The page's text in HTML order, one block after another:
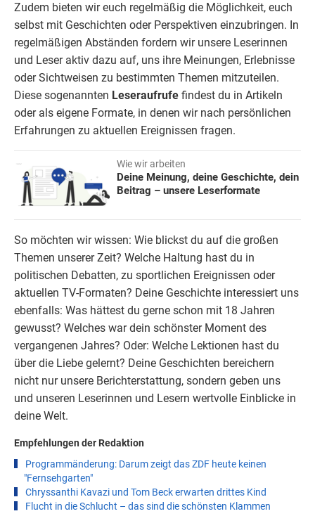
Zudem bieten wir euch regelmäßig die Möglichkeit, euch
selbst mit Geschichten oder Perspektiven einzubringen. In
regelmäßigen Abständen fordern wir unsere Leserinnen
und Leser aktiv dazu auf, uns ihre Meinungen, Erlebnisse
oder Sichtweisen zu bestimmten Themen mitzuteilen.
Diese sogenannten Leseraufrufe findest du in Artikeln
oder als eigene Formate, in denen wir nach persönlichen
Erfahrungen zu aktuellen Ereignissen fragen.
Wie wir arbeiten
Deine Meinung, deine Geschichte, dein
Beitrag – unsere Leserformate
So möchten wir wissen: Wie blickst du auf die großen
Themen unserer Zeit? Welche Haltung hast du in
politischen Debatten, zu sportlichen Ereignissen oder
aktuellen TV-Formaten? Deine Geschichte interessiert uns
ebenfalls: Was hättest du gerne schon mit 18 Jahren
gewusst? Welches war dein schönster Moment des
vergangenen Jahres? Oder: Welche Lektionen hast du
über die Liebe gelernt? Deine Geschichten bereichern
nicht nur unsere Berichterstattung, sondern geben uns
und unseren Leserinnen und Lesern wertvolle Einblicke in
deine Welt.
Empfehlungen der Redaktion
Programmänderung: Darum zeigt das ZDF heute keinen
"Fernsehgarten"
Chryssanthi Kavazi und Tom Beck erwarten drittes Kind
Flucht in die Schlucht – das sind die schönsten Klammen